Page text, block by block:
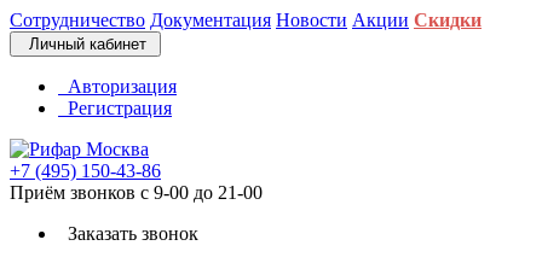
Сотрудничество Документация Новости Акции Скидки
Личный кабинет
Авторизация
Регистрация
+7 (495) 150-43-86
Приём звонков с 9-00 до 21-00
Заказать звонок